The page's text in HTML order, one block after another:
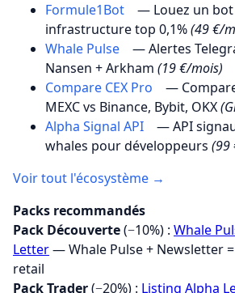
Formule1Bot
— Louez un
infrastructure top 0,1%(49 €/
Whale Pulse
— Alertes
Nansen + Arkham (19 €/mois)
Compare CEX Pro
—
MEXC vs Binance, Bybit, OKX
Alpha Signal API
— API
whales pour développeurs (99
Voir tout l'écosystème →
Packs recommandés
Pack Découverte(−10%) : Whale
Letter— Whale Pulse + Newsletter
retail
Pack Trader(−20%) : Listing Alpha